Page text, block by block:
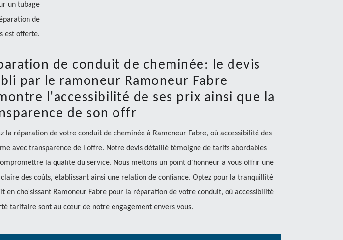
un tubage
de
est offerte.
de conduit de cheminée: le devis
par le ramoneur Ramoneur Fabre
l'accessibilité de ses prix ainsi que la
de son offr
la réparation de votre conduit de cheminée à Ramoneur Fabre, où accessibilité des
avec transparence de l'offre. Notre devis détaillé témoigne de tarifs abordables
la qualité du service. Nous mettons un point d'honneur à vous offrir une
des coûts, établissant ainsi une relation de confiance. Optez pour la tranquillité
en choisissant Ramoneur Fabre pour la réparation de votre conduit, où accessibilité
tarifaire sont au cœur de notre engagement envers vous.